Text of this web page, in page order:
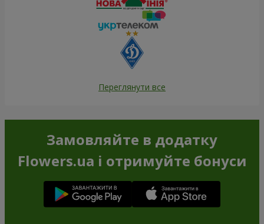
Переглянути все
Замовляйте в додатку
Flowers.ua і отримуйте бонуси